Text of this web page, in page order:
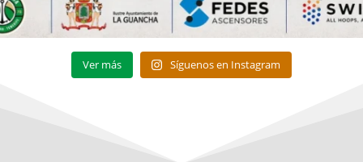
Ver más Síguenos en Instagram